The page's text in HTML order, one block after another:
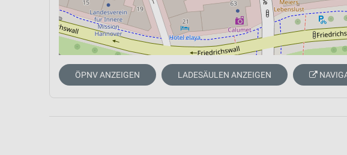
ÖPNV ANZEIGEN LADESÄULEN ANZEIGEN